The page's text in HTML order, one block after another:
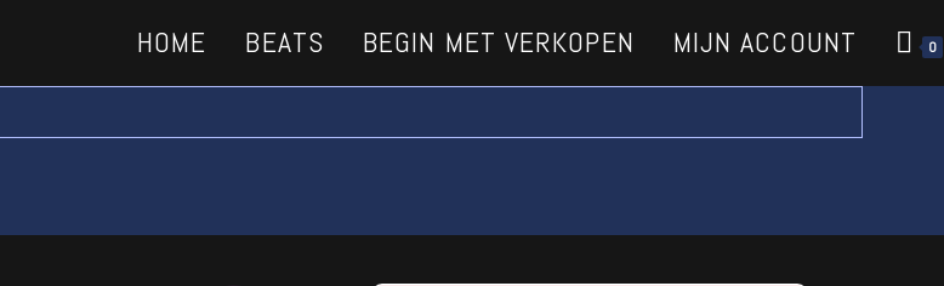
HOME BEATS BEGIN MET VERKOPEN MIJN ACCOUNT 0